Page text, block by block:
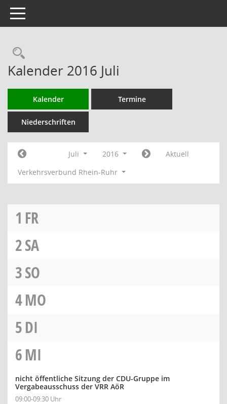
Toggle navigation
Rechercheauswahl
Kalender 2016 Juli
Kalender Termine
Niederschriften
Juli 2016
Aktuell
Verkehrsverbund Rhein-Ruhr
1 FR
2SA
3SO
4MO
5DI
6MI
nicht öffentliche Sitzung der CDU-Gruppe im
Vergabeausschuss der VRR AöR
09:00-09:30 Uhr